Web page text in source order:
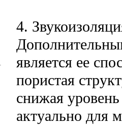
4.
является ее
пористая
снижая
актуально для